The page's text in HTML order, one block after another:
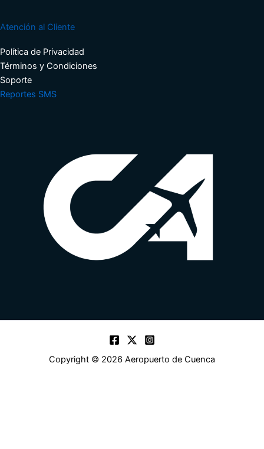
Atención al Cliente
Política de Privacidad
Términos y Condiciones​
Soporte​
Reportes SMS
Copyright © 2026 Aeropuerto de Cuenca